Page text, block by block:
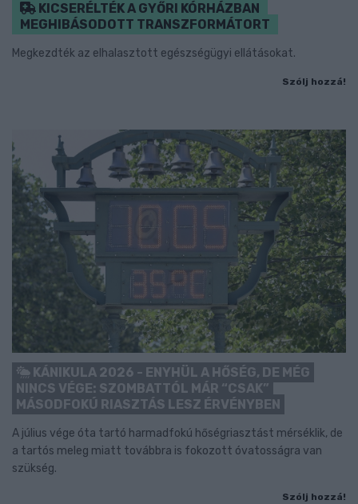
KICSERÉLTÉK A GYŐRI KÓRHÁZBAN
MEGHIBÁSODOTT TRANSZFORMÁTORT
Megkezdték az elhalasztott egészségügyi ellátásokat.
Szólj hozzá!
KÁNIKULA 2026 - ENYHÜL A HŐSÉG, DE MÉG
NINCS VÉGE: SZOMBATTÓL MÁR “CSAK”
MÁSODFOKÚ RIASZTÁS LESZ ÉRVÉNYBEN
A július vége óta tartó harmadfokú hőségriasztást mérséklik, de
a tartós meleg miatt továbbra is fokozott óvatosságra van
szükség.
Szólj hozzá!